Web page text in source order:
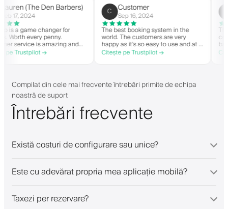
helpful.
L( Lauren (The Den Barbers)
Feb 17, 2024
app is a game changer for
Worth every penny.
service is amazing and
with everything or whatever
need. Definitely recommend.
pe Trustpilot →
C Customer
Sep 16, 2024
The best booking system in the
world. The customers are very
happy as it's so easy to use and at a
great price. Plus, you get your own
personalised app, which is good for
people offering a great booking
system.
Citește pe Trustpilot →
Compilat din cele mai frecvente întrebări primite de echipa
noastră de suport
Întrebări frecvente
Există costuri de configurare sau unice?
Este cu adevărat propria mea aplicație mobilă?
Taxezi per rezervare?